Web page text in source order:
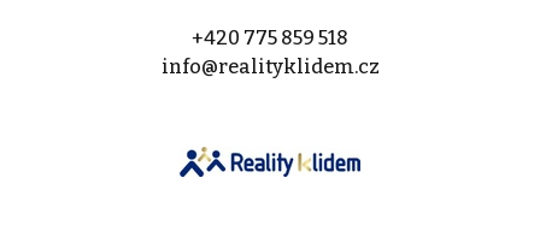
+420 775 859 518
info@realityklidem.cz